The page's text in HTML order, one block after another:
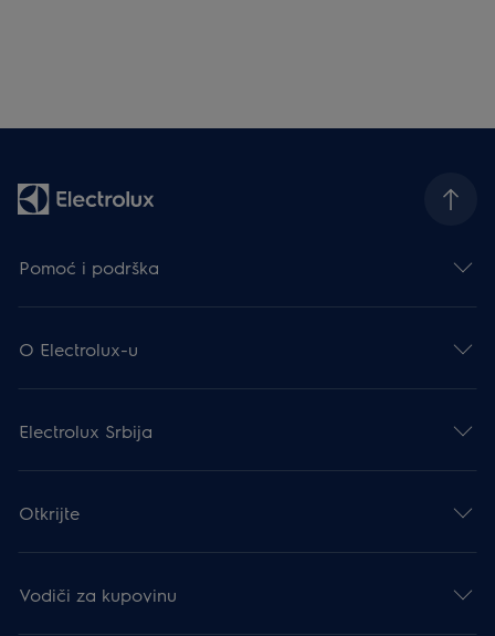
Pomoć i podrška
O Electrolux-u
Electrolux Srbija
Otkrijte
Vodiči za kupovinu